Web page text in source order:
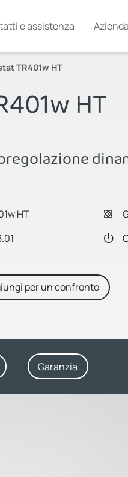
e assistenza Azienda
TR401w HT
HT
HT
per un confronto
Garanzia